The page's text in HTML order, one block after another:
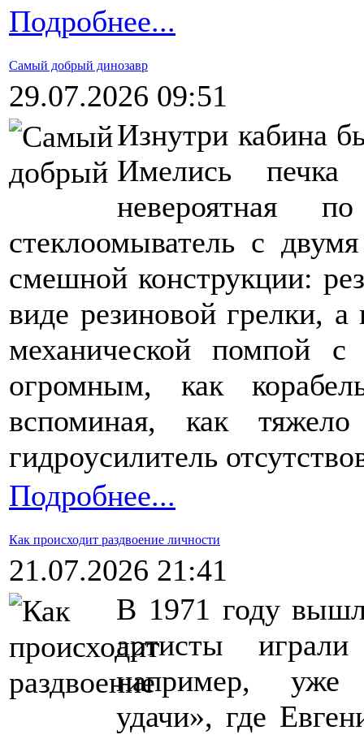
Подробнее...
Самый добрый динозавр
29.07.2026 09:51
Изнутри кабина
Имелись
невероятная
стеклоомыватель с
смешной конструкции:
виде резиновой грелки, а
механической помпой
огромным, как
вспоминая, как
гидроусилитель
Подробнее...
Как происходит раздвоение личности
21.07.2026 21:41
В 1971 году
артисты
например, уже
удачи», где